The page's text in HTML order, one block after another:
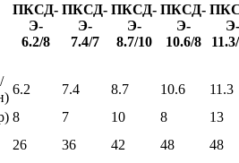
ПКСД-
Э-
6.2/8
ПКСД-
Э-
7.4/7
ПКСД-
Э-
8.7/10
ПКСД-
Э-
10.6/8
Э-
6.2 7.4 8.7 10.6
11.3
8 7 10 8
13
26 36 42 48
48